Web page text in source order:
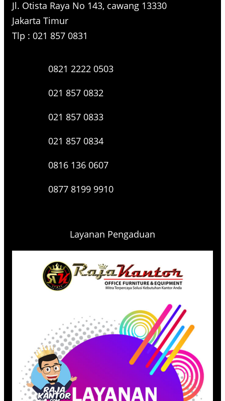
Jl. Otista Raya No 143, cawang 13330
Jakarta Timur
Tlp : 021 857 0831
0821 2222 0503
021 857 0832
021 857 0833
021 857 0834
0816 136 0607
0877 8199 9910
Layanan Pengaduan